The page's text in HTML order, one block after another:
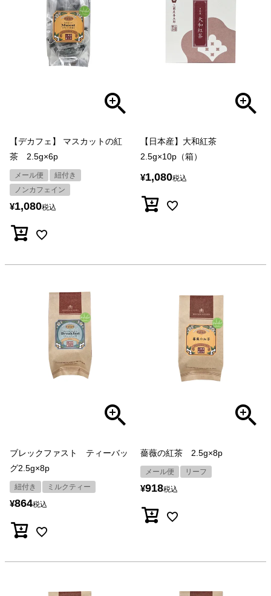
【デカフェ】 マスカットの紅
茶 2.5g×6p
メール便
紐付き
ノンカフェイン
¥1,080税込
【日本産】大和紅茶
2.5g×10p（箱）
¥1,080税込
ブレックファスト ティーバッ
グ2.5g×8p
紐付き ミルクティー
¥864税込
薔薇の紅茶 2.5g×8p
メール便 リーフ
¥918税込